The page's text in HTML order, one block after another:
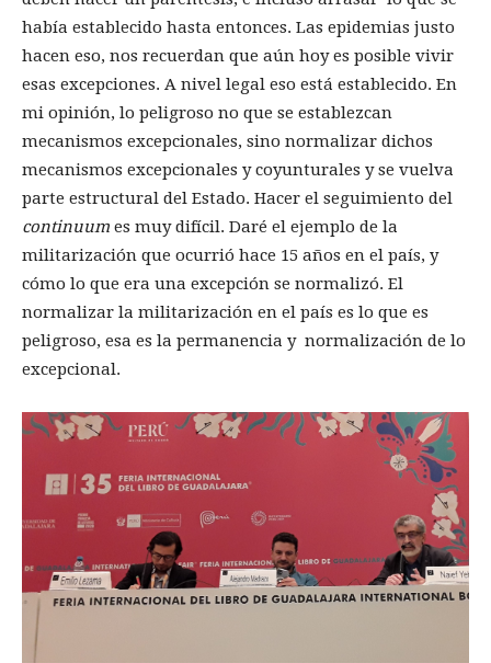
había establecido hasta entonces. Las epidemias justo
hacen eso, nos recuerdan que aún hoy es posible vivir
esas excepciones. A nivel legal eso está establecido. En
mi opinión, lo peligroso no que se establezcan
mecanismos excepcionales, sino normalizar dichos
mecanismos excepcionales y coyunturales y se vuelva
parte estructural del Estado. Hacer el seguimiento del
continuum es muy difícil. Daré el ejemplo de la
militarización que ocurrió hace 15 años en el país, y
cómo lo que era una excepción se normalizó. El
normalizar la militarización en el país es lo que es
peligroso, esa es la permanencia y normalización de lo
excepcional.